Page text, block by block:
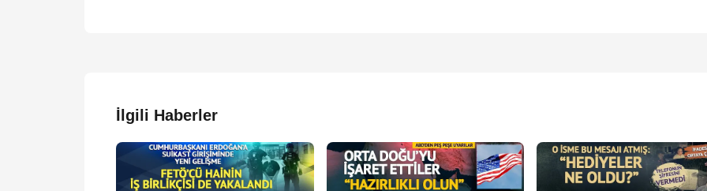
İlgili Haberler